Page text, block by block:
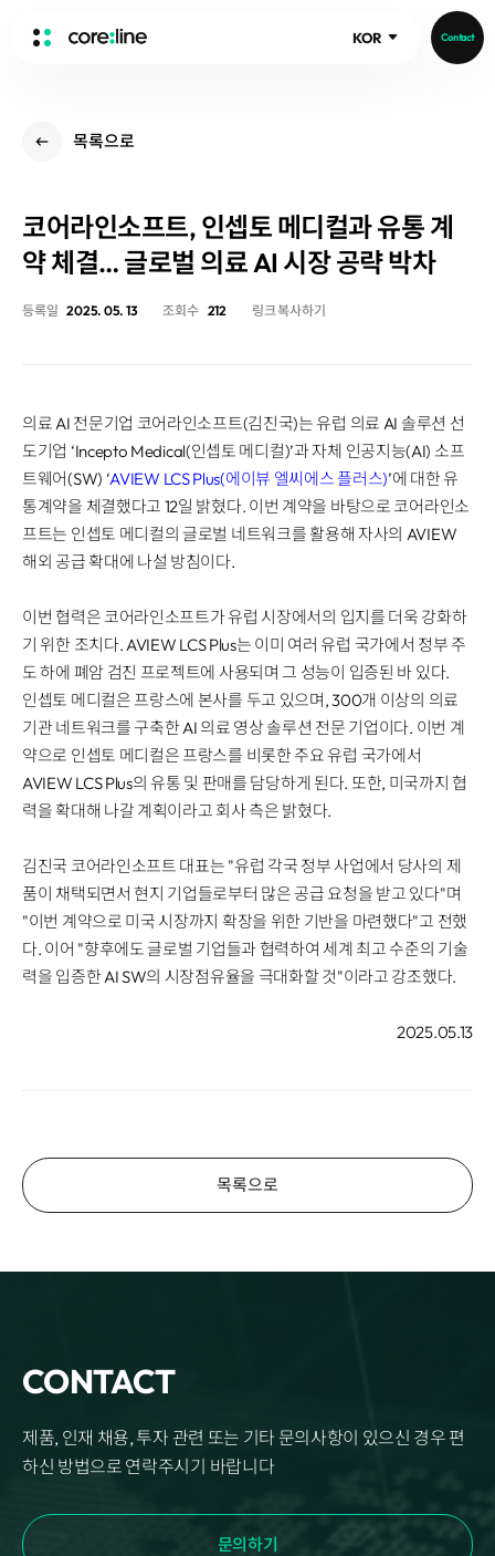
KOR Contact
ABOUT
History
Core Value
Recruit
aview List
aview Lung texture
aview ILA
aview NeuroCAD
aview BAS
aview RT ACS
aview Modeler
aview Pseudonymization Server
IR Events
IR Materials
Disclosure
News
Events
Blog
REQUEST A DEMO
목록으로
코어라인소프트, 인셉토 메디컬과 유통 계
약 체결… 글로벌 의료 AI 시장 공략 박차
등록일 2025. 05. 13 조회수 212 링크 복사하기
의료 AI 전문기업 코어라인소프트(김진국)는 유럽 의료 AI 솔루션 선
도기업 ‘Incepto Medical(인셉토 메디컬)’과 자체 인공지능(AI) 소프
트웨어(SW) ‘AVIEW LCS Plus(에이뷰 엘씨에스 플러스)’에 대한 유
통계약을 체결했다고 12일 밝혔다. 이번 계약을 바탕으로 코어라인소
프트는 인셉토 메디컬의 글로벌 네트워크를 활용해 자사의 AVIEW
해외 공급 확대에 나설 방침이다.
이번 협력은 코어라인소프트가 유럽 시장에서의 입지를 더욱 강화하
기 위한 조치다. AVIEW LCS Plus는 이미 여러 유럽 국가에서 정부 주
도 하에 폐암 검진 프로젝트에 사용되며 그 성능이 입증된 바 있다.
인셉토 메디컬은 프랑스에 본사를 두고 있으며, 300개 이상의 의료
기관 네트워크를 구축한 AI 의료 영상 솔루션 전문 기업이다. 이번 계
약으로 인셉토 메디컬은 프랑스를 비롯한 주요 유럽 국가에서
AVIEW LCS Plus의 유통 및 판매를 담당하게 된다. 또한, 미국까지 협
력을 확대해 나갈 계획이라고 회사 측은 밝혔다.
김진국 코어라인소프트 대표는 "유럽 각국 정부 사업에서 당사의 제
품이 채택되면서 현지 기업들로부터 많은 공급 요청을 받고 있다"며
"이번 계약으로 미국 시장까지 확장을 위한 기반을 마련했다"고 전했
다. 이어 "향후에도 글로벌 기업들과 협력하여 세계 최고 수준의 기술
력을 입증한 AI SW의 시장점유율을 극대화할 것"이라고 강조했다.
2025.05.13
목록으로
CONTACT
제품, 인재 채용, 투자 관련 또는 기타 문의사항이 있으신 경우 편
하신 방법으로 연락주시기 바랍니다
문의하기